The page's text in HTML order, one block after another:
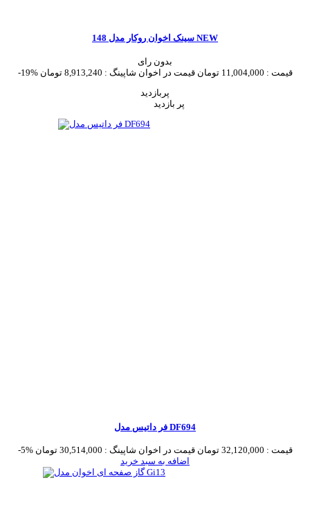
سینک اخوان روکار مدل 148 NEW
بدون رای
-19%
قیمت : 11,004,000 تومان قیمت در اخوان شاپینگ : 8,913,240 تومان
پربازدید
پر بازدید
فر داتیس مدل DF694
-5% قیمت : 32,120,000 تومان قیمت در اخوان شاپینگ : 30,514,000 تومان
اضافه به سبد خرید